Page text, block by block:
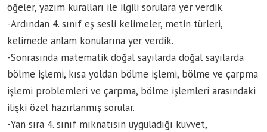
öğeler, yazım kuralları ile ilgili sorulara yer verdik.
-Ardından 4. sınıf eş sesli kelimeler, metin türleri,
kelimede anlam konularına yer verdik.
-Sonrasında matematik doğal sayılarda doğal sayılarda
bölme işlemi, kısa yoldan bölme işlemi, bölme ve çarpma
işlemi problemleri ve çarpma, bölme işlemleri arasındaki
ilişki özel hazırlanmış sorular.
-Yan sıra 4. sınıf mıknatısın uyguladığı kuvvet,